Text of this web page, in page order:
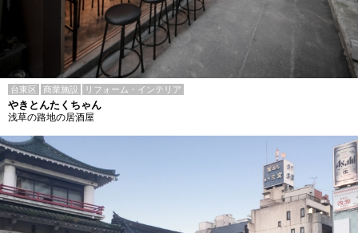
台東区 商業施設 リフォーム・インテリア
やきとんたくちゃん
浅草の路地の居酒屋